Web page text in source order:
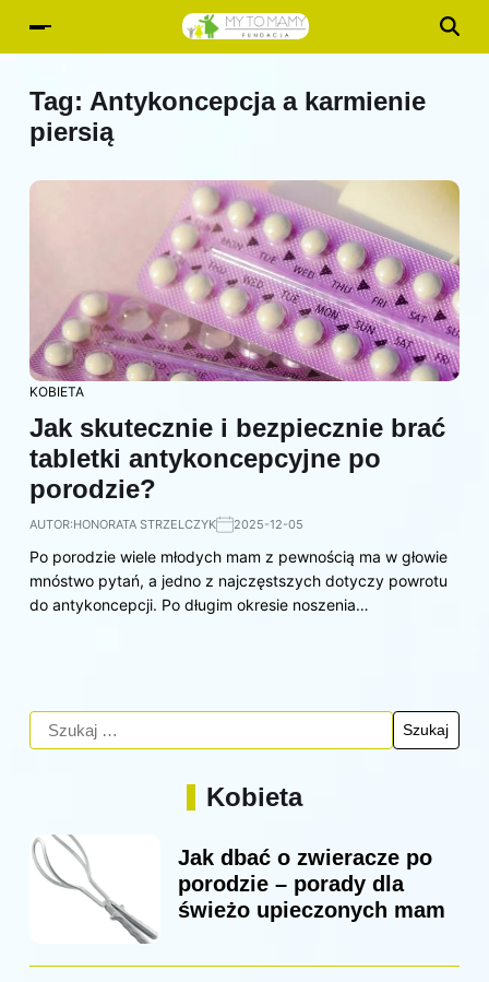
Tag: Antykoncepcja a karmienie
piersią
KOBIETA
Jak skutecznie i bezpiecznie brać
tabletki antykoncepcyjne po
porodzie?
AUTOR:HONORATA STRZELCZYK 2025-12-05
Po porodzie wiele młodych mam z pewnością ma w głowie
mnóstwo pytań, a jedno z najczęstszych dotyczy powrotu
do antykoncepcji. Po długim okresie noszenia…
Kobieta
Jak dbać o zwieracze po
porodzie – porady dla
świeżo upieczonych mam